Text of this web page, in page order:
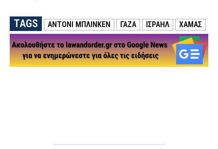
TAGS ΑΝΤΟΝΙ ΜΠΛΙΝΚΕΝ ΓΑΖΑ ΙΣΡΑΗΛ ΧΑΜΑΣ